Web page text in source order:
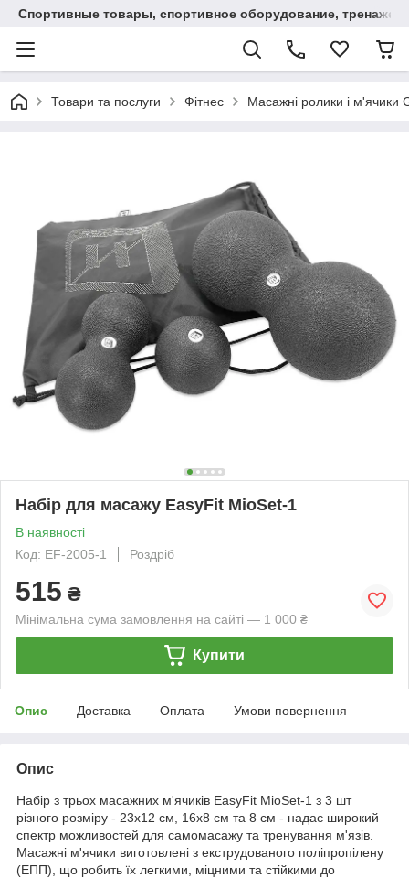
Спортивные товары, спортивное оборудование,
Товари та послуги Фітнес Масажні ролики і м'ячики
Набір для масажу EasyFit MioSet-1
В наявності
Код: EF-2005-1
Роздріб
515 ₴
Мінімальна сума замовлення на сайті — 1 000 ₴
Купити
Опис Доставка Оплата Умови повернення
Опис
Набір з трьох масажних м'ячиків EasyFit MioSet-1 з 3 шт
різного розміру - 23х12 см, 16х8 см та 8 см - надає широкий
спектр можливостей для самомасажу та тренування м'язів.
Масажні м'ячики виготовлені з екструдованого поліпропілену
(ЕПП), що робить їх легкими, міцними та стійкими до